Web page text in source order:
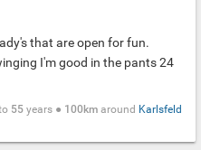
that are open for fun.
I'm good in the pants 24
55 years ● 100km around Karlsfeld